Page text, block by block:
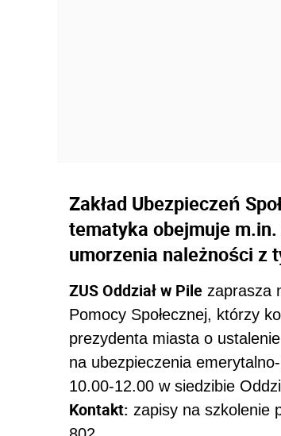
Zakład Ubezpieczeń
tematyka obejmuje
umorzenia należności z
ZUS Oddział w Pile zaprasza
Pomocy Społecznej, którzy
prezydenta miasta o
na ubezpieczenia
10.00-12.00 w siedzibie
Kontakt: zapisy na szkolenie